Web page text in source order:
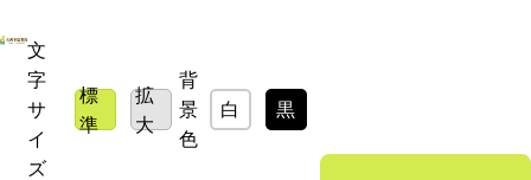
文
字
サ
イ
ズ
標
準
拡
大
背
景
色
白 黒